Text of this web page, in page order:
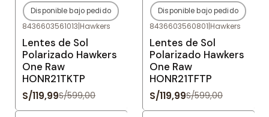
-80%OFF
Agotado
Disponible bajo pedido
8436603561013|Hawkers
Lentes de Sol
Polarizado Hawkers
One Raw
HONR21TKTP
S/119,99S/599,00
-80%OFF
Agotado
Disponible bajo pedido
8436603560801|Hawkers
Lentes de Sol
Polarizado Hawkers
One Raw
HONR21TFTP
S/119,99S/599,00